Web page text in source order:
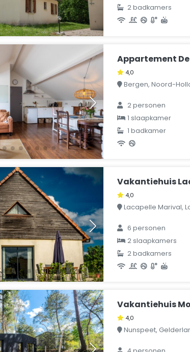
2 badkamers
Appartement
4,0
Bergen, Noord-
2 personen
1 slaapkamer
1 badkamer
Vakantiehuis
4,0
Lacapelle Marival,
6 personen
2 slaapkamers
2 badkamers
Vakantiehuis
4,0
Nunspeet,